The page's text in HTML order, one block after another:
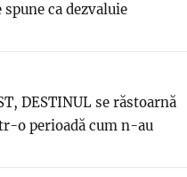
ca dezvaluie
DESTINUL se răstoarnă
o perioadă cum n-au